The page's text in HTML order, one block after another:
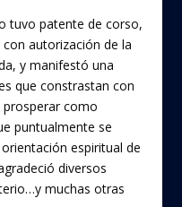
tuvo patente de corso,
autorización de la
y manifestó una
que constrastan con
como
puntualmente se
espiritual de
diversos
muchas otras